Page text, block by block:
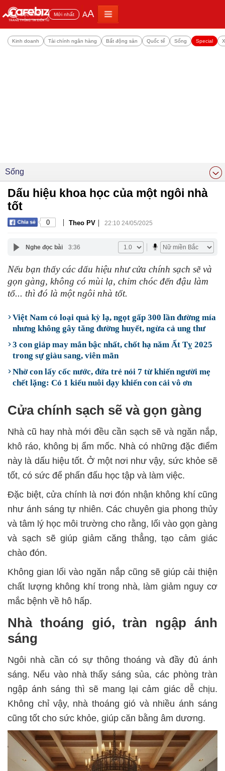
Đọc nhiều Mới nhất AA
Kinh doanh Tài chính ngân hàng Bất động sản Quốc tế Sống Special
Sống
Dấu hiệu khoa học của một ngôi nhà
tốt
0 | Theo PV | 22:10 24/05/2025
Nghe đọc bài 3:36
Nếu bạn thấy các dấu hiệu như cửa chính sạch sẽ và
gọn gàng, không có mùi lạ, chim chóc đến đậu làm
tổ... thì đó là một ngôi nhà tốt.
Việt Nam có loại quả kỳ lạ, ngọt gấp 300 lần đường mía
nhưng không gây tăng đường huyết, ngừa cả ung thư
3 con giáp may mắn bậc nhất, chốt hạ năm Ất Tỵ 2025
trong sự giàu sang, viên mãn
Nhờ con lấy cốc nước, đứa trẻ nói 7 từ khiến người mẹ
chết lặng: Có 1 kiểu nuôi dạy khiến con cái vô ơn
Cửa chính sạch sẽ và gọn gàng
Nhà cũ hay nhà mới đều cần sạch sẽ và ngăn nắp,
khô ráo, không bị ẩm mốc. Nhà có những đặc điểm
này là dấu hiệu tốt. Ở một nơi như vậy, sức khỏe sẽ
tốt, có sức để phấn đấu học tập và làm việc.
Đặc biệt, cửa chính là nơi đón nhận không khí cũng
như ánh sáng tự nhiên. Các chuyên gia phong thủy
và tâm lý học môi trường cho rằng, lối vào gọn gàng
và sạch sẽ giúp giảm căng thẳng, tạo cảm giác
chào đón.
Không gian lối vào ngăn nắp cũng sẽ giúp cải thiện
chất lượng không khí trong nhà, làm giảm nguy cơ
mắc bệnh về hô hấp.
Nhà thoáng gió, tràn ngập ánh
sáng
Ngôi nhà cần có sự thông thoáng và đầy đủ ánh
sáng. Nếu vào nhà thấy sáng sủa, các phòng tràn
ngập ánh sáng thì sẽ mang lại cảm giác dễ chịu.
Không chỉ vậy, nhà thoáng gió và nhiều ánh sáng
cũng tốt cho sức khỏe, giúp căn bằng âm dương.